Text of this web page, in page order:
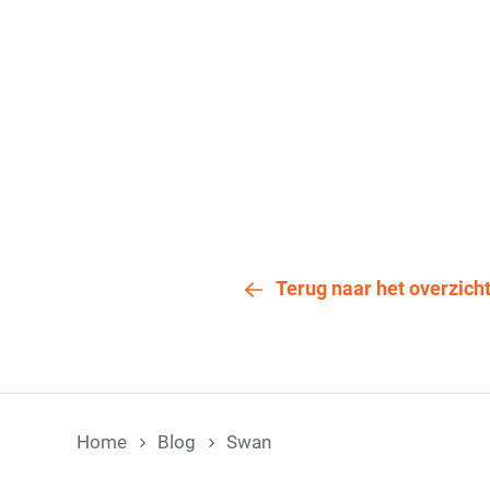
Terug naar het overzicht
Home Blog Swan